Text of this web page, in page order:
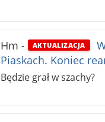
Hm - AKTUALIZACJA
Piaskach. Koniec
Będzie grał w szachy?